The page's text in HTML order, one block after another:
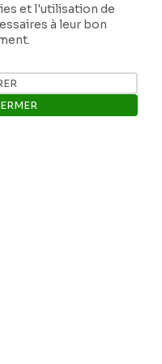
et l'utilisation de
à leur bon